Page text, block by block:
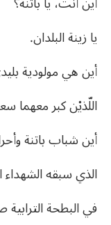
يا زينة البلدان.
أين هي مولودية
اللّذيْن كبر معهما
أين شباب باتنة
الذي سبقه
في البطحة الترابية